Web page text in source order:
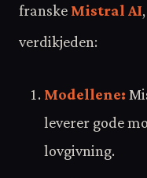
franske Mistral AI
verdikjeden:
Modellene:
leverer gode
lovgivning.